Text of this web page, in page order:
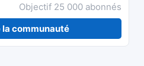
Objectif 25 000 abonnés
la communauté